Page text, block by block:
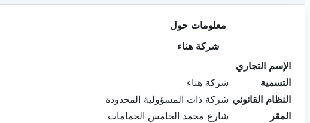
معلومات حول
شركة هناء
الإسم التجاري
التسمية
شركة هناء
النظام القانوني شركة ذات المسؤولية المحدودة
المقر
شارع محمد الخامس الحمامات